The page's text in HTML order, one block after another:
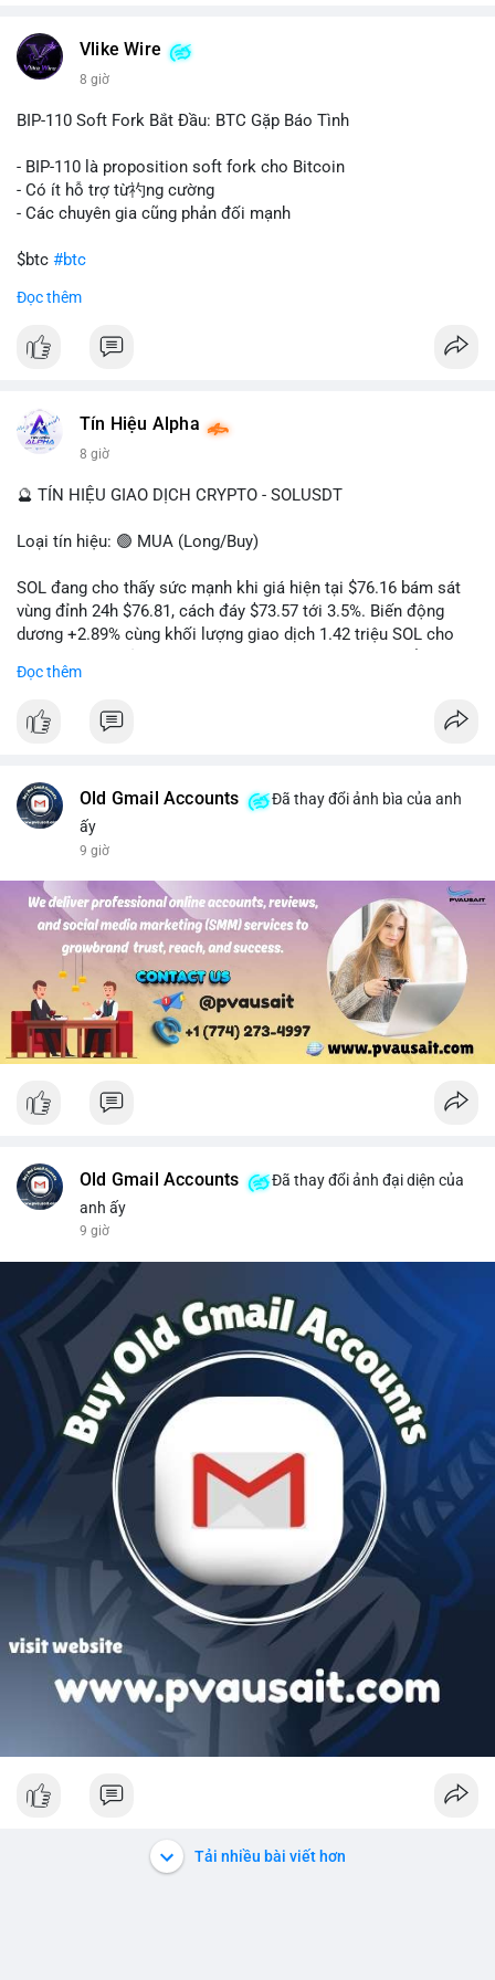
này có thể phản ánh ba kịch bản chính: thứ nhất, cá voi đang
chuẩn bị thanh khoản bằng cách chuyển lên sàn giao dịch, tạo
để nắm giữ dài hạn, thể hiện niềm tin vào xu hướng tăng; thứ
tán rủi ro. Với mức giá 65K, khối lượng này không quá lớn để
gây sốc thanh khoản tức thời, nhưng vẫn đủ sức tạo biến động
tâm lý ngắn hạn nếu hướng đến sàn tập trung.
Lời khuyên cho nhà đầu tư nhỏ lẻ:
hướng đi của dòng tiền. Tránh hành động theo cảm xúc, ưu
rõ ràng về đích đến của số BTC này.
#dongtienlon
Vlike Wire
8 giờ
BIP-110 Soft Fork Bắt Đầu: BTC Gặp Báo Tình
- BIP-110 là proposition soft fork cho Bitcoin
- Có ít hỗ trợ từ礿ng cường
- Các chuyên gia cũng phản đối mạnh
$btc #btc
#vlikevn
📰 Nguồn: CoinDesk
Đọc thêm
Tín Hiệu Alpha
8 giờ
🔮 TÍN HIỆU GIAO DỊCH CRYPTO - SOLUSDT
Loại tín hiệu: 🟢 MUA (Long/Buy)
SOL đang cho thấy sức mạnh khi giá hiện tại $76.16 bám sát
vùng đỉnh 24h $76.81, cách đáy $73.57 tới 3.5%. Biến động
dương +2.89% cùng khối lượng giao dịch 1.42 triệu SOL cho
hoàn toàn nhịp điều chỉnh.
Khuyến nghị giao dịch cụ thể:
- Mục tiêu chốt lời: TP1: 77.50, TP2: 78.80
- Cắt lỗ: 74.90 (dưới vùng hỗ trợ gần nhất)
chốt 50% vị thế tại TP1 và dời stop loss về điểm hòa vốn.
#solusdt #longsol #vung76 #breakoutsol #lenhmuasol
Đọc thêm
Old Gmail Accounts
Đã thay đổi ảnh bìa của anh
ấy
9 giờ
Old Gmail Accounts
Đã thay đổi ảnh đại diện của
anh ấy
9 giờ
Tải nhiều bài viết hơn